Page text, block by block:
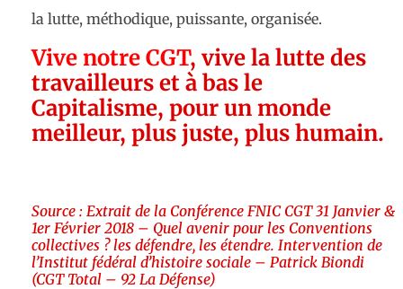
la lutte, méthodique, puissante, organisée.
Vive notre CGT, vive la lutte des
travailleurs et à bas le
Capitalisme, pour un monde
meilleur, plus juste, plus humain.
Source : Extrait de la Conférence FNIC CGT 31 Janvier &
1er Février 2018 – Quel avenir pour les Conventions
collectives ? les défendre, les étendre. Intervention de
l’Institut fédéral d’histoire sociale – Patrick Biondi
(CGT Total – 92 La Défense)